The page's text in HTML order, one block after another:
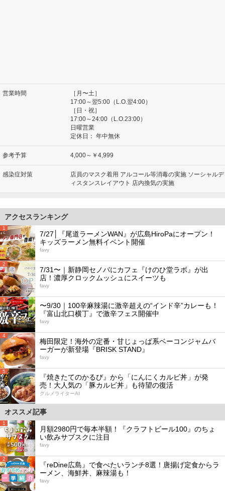
営業時間
［月〜土］
17:00～翌5:00（L.O.翌4:00）
［日・祝］
17:00～24:00（L.O.23:00）
日曜営業
定休日： 年中無休
参考予算 4,000～￥4,999
感染症対策
店員のマスク着用 アルコール等消毒の実施 ソーシャルデ
ィスタンスレイアウト 店内換気の実施
アクセスランキング
1
7/27│『尾道ラーメンWAN』が広島HiroPaにオープン！
キッズラーメン無料イベント開催
favy
2
7/31〜｜新静岡セノバにカフェ『けのひ堂ラボ』が出
店！濃厚クロックムッシュにスイーツも
favy
3
〜9/30｜100辛麻辣湯に激辛超えの“インド辛”カレーも！
『富山北口横丁』で激辛フェス開催中
favy
4
梅田限定！海外の定番・甘じょっぱ系ベーコンジャムバ
ーガーが新登場『BRISK STAND』
favy
5
『焼きたてのかるび』から「にんにくカルビ丼」が発
売！大人気の「豚カルビ丼」も待望の復活
グルメライターAI
オススメ記事
1
月額2980円で毎本半額！『クラフトビール100』のちょ
い飲みサブスクに注目
favy
2
『reDine広島』で食べたいランチ8選！唐揚げ定食からラ
ーメン、海鮮丼、麻辣湯も！
favy